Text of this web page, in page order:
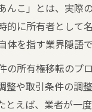
んこ」とは、実際
的に所有者として
体を指す業界隠語で
の所有権移転のプ
整や取引条件の調
とえば、業者が一度